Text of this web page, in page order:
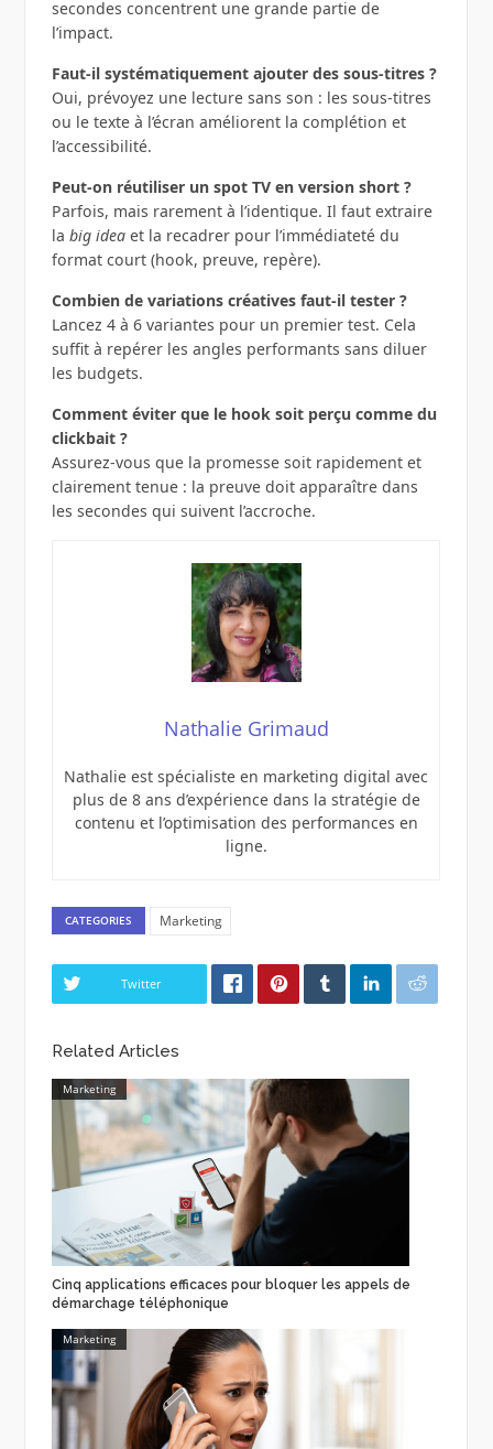
secondes concentrent une grande partie de
l’impact.
Faut-il systématiquement ajouter des sous-titres ?
Oui, prévoyez une lecture sans son : les sous-titres
ou le texte à l’écran améliorent la complétion et
l’accessibilité.
Peut-on réutiliser un spot TV en version short ?
Parfois, mais rarement à l’identique. Il faut extraire
la big ideaet la recadrer pour l’immédiateté du
format court (hook, preuve, repère).
Combien de variations créatives faut-il tester ?
Lancez 4 à 6 variantes pour un premier test. Cela
suffit à repérer les angles performants sans diluer
les budgets.
Comment éviter que le hook soit perçu comme du
clickbait ?
Assurez-vous que la promesse soit rapidement et
clairement tenue : la preuve doit apparaître dans
les secondes qui suivent l’accroche.
Nathalie Grimaud
Nathalie est spécialiste en marketing digital avec
plus de 8 ans d’expérience dans la stratégie de
contenu et l’optimisation des performances en
ligne.
CATEGORIES Marketing
Twitter
Related Articles
Marketing
Cinq applications efficaces pour bloquer les appels de
démarchage téléphonique
Marketing